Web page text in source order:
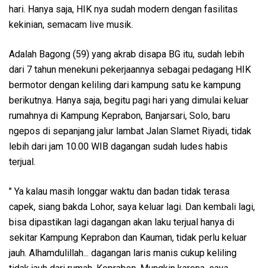
hari. Hanya saja, HIK nya sudah modern dengan fasilitas
kekinian, semacam live musik.
Adalah Bagong (59) yang akrab disapa BG itu, sudah lebih
dari 7 tahun menekuni pekerjaannya sebagai pedagang HIK
bermotor dengan keliling dari kampung satu ke kampung
berikutnya. Hanya saja, begitu pagi hari yang dimulai keluar
rumahnya di Kampung Keprabon, Banjarsari, Solo, baru
ngepos di sepanjang jalur lambat Jalan Slamet Riyadi, tidak
lebih dari jam 10.00 WIB dagangan sudah ludes habis
terjual.
" Ya kalau masih longgar waktu dan badan tidak terasa
capek, siang bakda Lohor, saya keluar lagi. Dan kembali lagi,
bisa dipastikan lagi dagangan akan laku terjual hanya di
sekitar Kampung Keprabon dan Kauman, tidak perlu keluar
jauh. Alhamdulillah... dagangan laris manis cukup keliling